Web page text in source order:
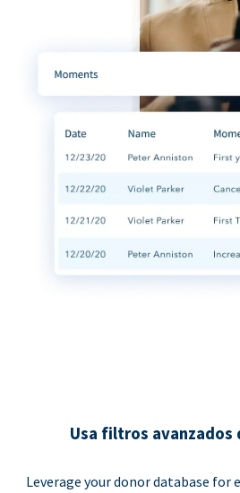
Usa filtros avanzados
Leverage your donor database